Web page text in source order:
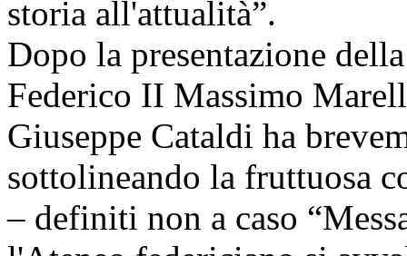
storia all'attualità”.
Dopo la presentazione
Federico II Massimo
Giuseppe Cataldi ha
sottolineando la fruttuosa
– definiti non a caso